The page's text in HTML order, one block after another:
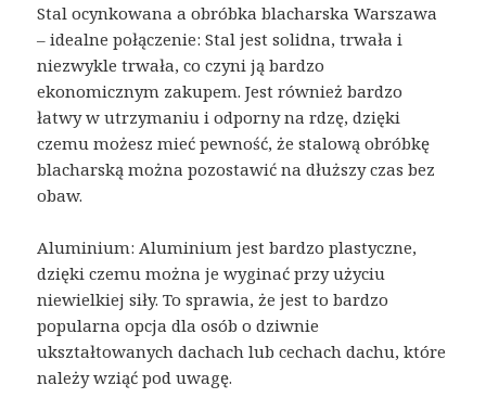
Stal ocynkowana a obróbka blacharska Warszawa
– idealne połączenie: Stal jest solidna, trwała i
niezwykle trwała, co czyni ją bardzo
ekonomicznym zakupem. Jest również bardzo
łatwy w utrzymaniu i odporny na rdzę, dzięki
czemu możesz mieć pewność, że stalową obróbkę
blacharską można pozostawić na dłuższy czas bez
obaw.
Aluminium: Aluminium jest bardzo plastyczne,
dzięki czemu można je wyginać przy użyciu
niewielkiej siły. To sprawia, że ​​jest to bardzo
popularna opcja dla osób o dziwnie
ukształtowanych dachach lub cechach dachu, które
należy wziąć pod uwagę.